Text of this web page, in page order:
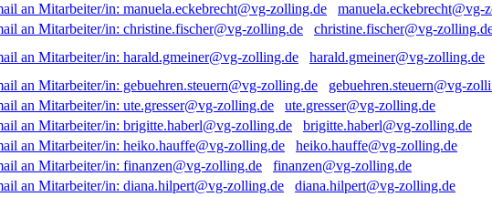
manuela.eckebrecht@vg-
christine.fischer@vg-
harald.gmeiner@vg-zolling.de
gebuehren.steuern@vg-
ute.gresser@vg-zolling.de
brigitte.haberl@vg-zolling.de
heiko.hauffe@vg-zolling.de
finanzen@vg-zolling.de
diana.hilpert@vg-zolling.de